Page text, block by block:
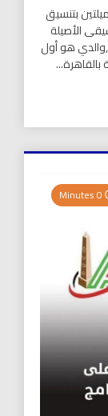
بتنسيق
الأصيلة
,والدي هو أول